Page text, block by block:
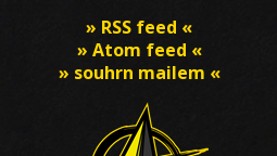
» RSS feed «
» Atom feed «
» souhrn mailem «